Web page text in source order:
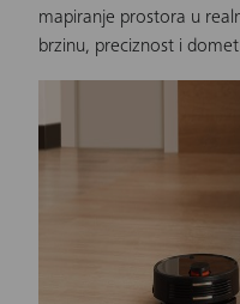
mapiranje prostora u
brzinu, preciznost i